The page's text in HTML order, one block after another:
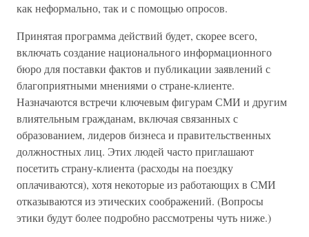
как неформально, так и с помощью опросов.
Принятая программа действий будет, скорее всего,
включать создание национального информационного
бюро для поставки фактов и публикации заявлений с
благоприятными мнениями о стране-клиенте.
Назначаются встречи ключевым фигурам СМИ и другим
влиятельным гражданам, включая связанных с
образованием, лидеров бизнеса и правительственных
должностных лиц. Этих людей часто приглашают
посетить страну-клиента (расходы на поездку
оплачиваются), хотя некоторые из работающих в СМИ
отказываются из этических соображений. (Вопросы
этики будут более подробно рассмотрены чуть ниже.)